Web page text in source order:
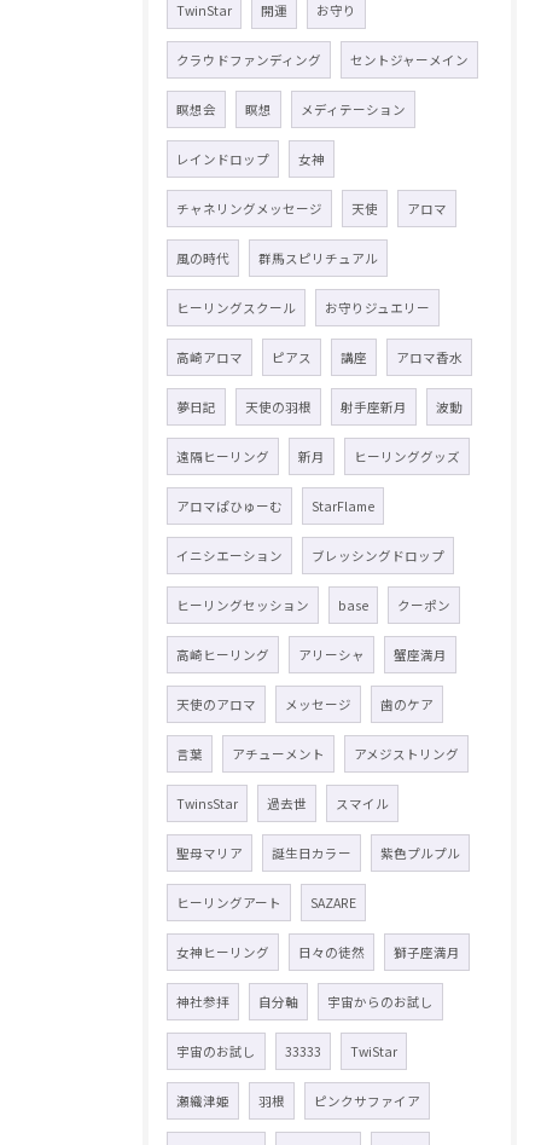
TwinStar 開運 お守り
クラウドファンディング セントジャーメイン
瞑想会 瞑想 メディテーション
レインドロップ 女神
チャネリングメッセージ 天使 アロマ
風の時代 群馬スピリチュアル
ヒーリングスクール お守りジュエリー
高崎アロマ ピアス 講座 アロマ香水
夢日記 天使の羽根 射手座新月 波動
遠隔ヒーリング 新月 ヒーリンググッズ
アロマぱひゅーむ StarFlame
イニシエーション ブレッシングドロップ
ヒーリングセッション base クーポン
高崎ヒーリング アリーシャ 蟹座満月
天使のアロマ メッセージ 歯のケア
言葉 アチューメント アメジストリング
TwinsStar 過去世 スマイル
聖母マリア 誕生日カラー 紫色プルプル
ヒーリングアート SAZARE
女神ヒーリング 日々の徒然 獅子座満月
神社参拝 自分軸 宇宙からのお試し
宇宙のお試し 33333 TwiStar
瀬織津姫 羽根 ピンクサファイア